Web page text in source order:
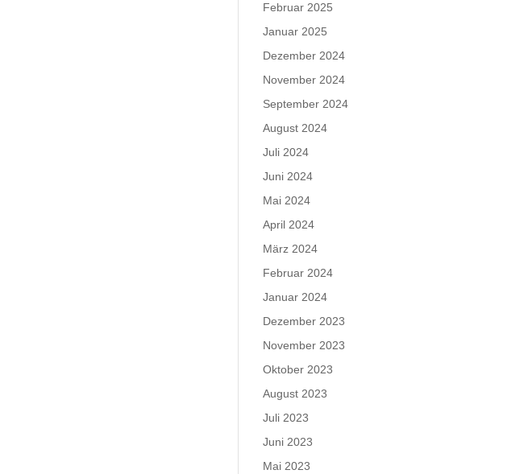
Februar 2025
Januar 2025
Dezember 2024
November 2024
September 2024
August 2024
Juli 2024
Juni 2024
Mai 2024
April 2024
März 2024
Februar 2024
Januar 2024
Dezember 2023
November 2023
Oktober 2023
August 2023
Juli 2023
Juni 2023
Mai 2023